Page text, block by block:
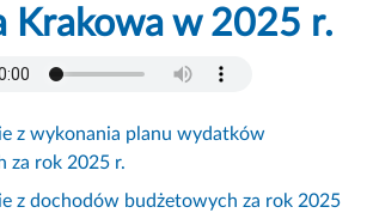
Krakowa w 2025 r.
z wykonania planu wydatków
za rok 2025 r.
z dochodów budżetowych za rok 2025